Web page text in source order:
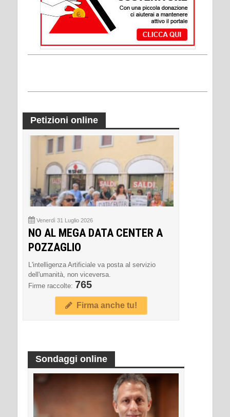
Petizioni online
Venerdì 31 Luglio 2026
NO AL MEGA DATA CENTER A
POZZAGLIO
L'intelligenza Artificiale va posta al servizio
dell'umanità, non viceversa.
Firme raccolte: 765
Firma anche tu!
Sondaggi online